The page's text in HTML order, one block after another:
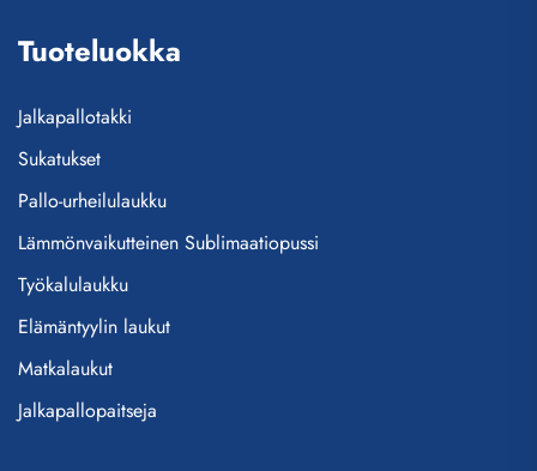
Tuoteluokka
Jalkapallotakki
Sukatukset
Pallo-urheilulaukku
Lämmönvaikutteinen Sublimaatiopussi
Työkalulaukku
Elämäntyylin laukut
Matkalaukut
Jalkapallopaitseja